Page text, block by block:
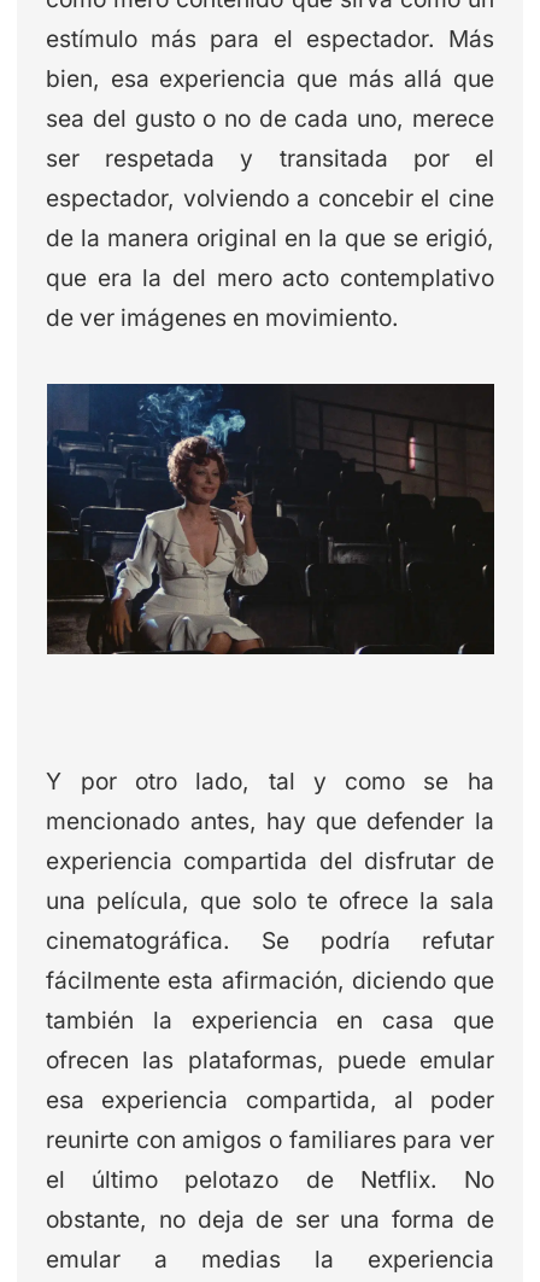
estímulo más para el espectador. Más
bien, esa experiencia que más allá que
sea del gusto o no de cada uno, merece
ser respetada y transitada por el
espectador, volviendo a concebir el cine
de la manera original en la que se erigió,
que era la del mero acto contemplativo
de ver imágenes en movimiento.
Y por otro lado, tal y como se ha
mencionado antes, hay que defender la
experiencia compartida del disfrutar de
una película, que solo te ofrece la sala
cinematográfica. Se podría refutar
fácilmente esta afirmación, diciendo que
también la experiencia en casa que
ofrecen las plataformas, puede emular
esa experiencia compartida, al poder
reunirte con amigos o familiares para ver
el último pelotazo de Netflix. No
obstante, no deja de ser una forma de
emular a medias la experiencia